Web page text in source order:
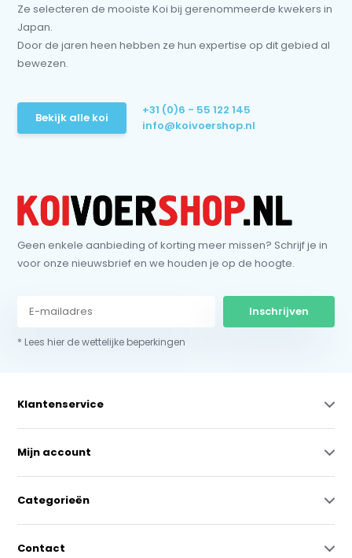
Ze selecteren de mooiste Koi bij gerenommeerde kwekers in
Japan.
Door de jaren heen hebben ze hun expertise op dit gebied al
bewezen.
Bekijk alle koi
+31 (0)6 - 55 122 145
info@koivoershop.nl
Geen enkele aanbieding of korting meer missen? Schrijf je in
voor onze nieuwsbrief en we houden je op de hoogte.
Inschrijven
* Lees hier de wettelijke beperkingen
Klantenservice
Mijn account
Categorieën
Contact